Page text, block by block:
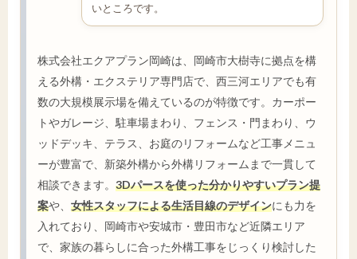
いところです。
株式会社エクアプラン岡崎は、岡崎市大樹寺に拠点を構
える外構・エクステリア専門店で、西三河エリアでも有
数の大規模展示場を備えているのが特徴です。カーポー
トやガレージ、駐車場まわり、フェンス・門まわり、ウ
ッドデッキ、テラス、お庭のリフォームなど工事メニュ
ーが豊富で、新築外構から外構リフォームまで一貫して
相談できます。 3Dパースを使った分かりやすいプラン提
案や、 女性スタッフによる生活目線のデザインにも力を
入れており、岡崎市や安城市・豊田市など近隣エリア
で、家族の暮らしに合った外構工事をじっくり検討した